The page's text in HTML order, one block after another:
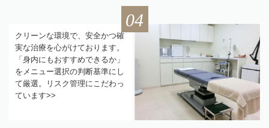
クリーンな環境で、安全かつ確
実な治療を心がけております。
「身内にもおすすめできるか」
をメニュー選択の判断基準にし
て厳選。リスク管理にこだわっ
ています>>
04